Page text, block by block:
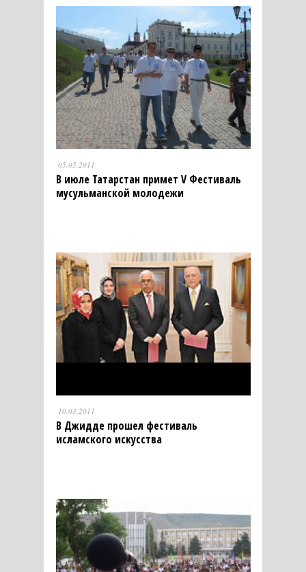
05.05.2011
В июле Татарстан примет V Фестиваль
мусульманской молодежи
10.03.2011
В Джидде прошел фестиваль
исламского искусства